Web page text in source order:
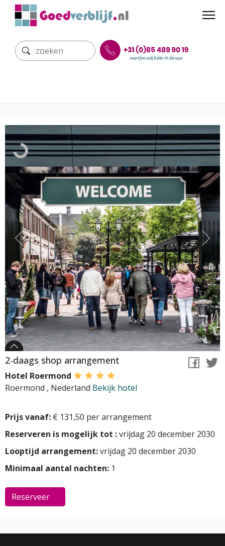
2-daags shop arrangement
Hotel Roermond
Roermond , Nederland Bekijk hotel
Prijs vanaf: € 131,50 per arrangement
Reserveren is mogelijk tot :vrijdag 20 december 2030
Looptijd arrangement:vrijdag 20 december 2030
Minimaal aantal nachten: 1
Reserveer